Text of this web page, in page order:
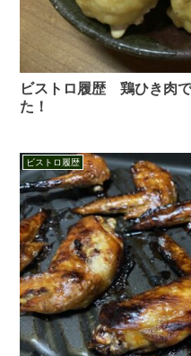
ビストロ履歴 鶏ひき肉
た！
ビストロ履歴